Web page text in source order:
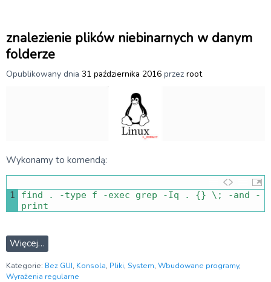
znalezienie plików niebinarnych w danym
folderze
Opublikowany dnia 31 października 2016 przez root
Wykonamy to komendą:
1 find . -type f -exec grep -Iq . {} \ ; -and
-
print
Więcej…
Kategorie: Bez GUI, Konsola, Pliki, System, Wbudowane programy,
Wyrażenia regularne